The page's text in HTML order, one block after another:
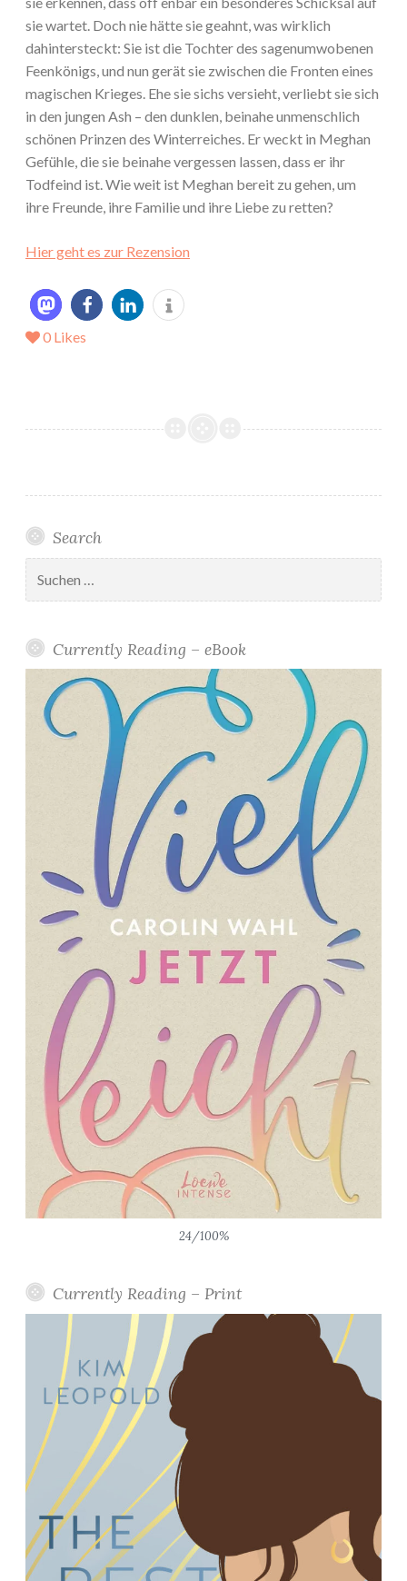
sie wartet. Doch nie hätte sie geahnt, was wirklich
dahintersteckt: Sie ist die Tochter des sagenumwobenen
Feenkönigs, und nun gerät sie zwischen die Fronten eines
magischen Krieges. Ehe sie sichs versieht, verliebt sie sich
in den jungen Ash – den dunklen, beinahe unmenschlich
schönen Prinzen des Winterreiches. Er weckt in Meghan
Gefühle, die sie beinahe vergessen lassen, dass er ihr
Todfeind ist. Wie weit ist Meghan bereit zu gehen, um
ihre Freunde, ihre Familie und ihre Liebe zu retten?
Hier geht es zur Rezension
0 Likes
Search
nach:
Currently Reading – eBook
24/100%
Currently Reading – Print